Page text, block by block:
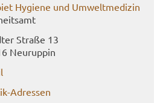
Hy­gie­ne und Um­welt­me­di­zin
Stra­ße 13
Neu­rup­pin
​Adressen